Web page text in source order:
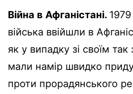
Війна в Афганістані.
війська ввійшли в
як у випадку зі своїм
мали намір швидко
проти прорадянського